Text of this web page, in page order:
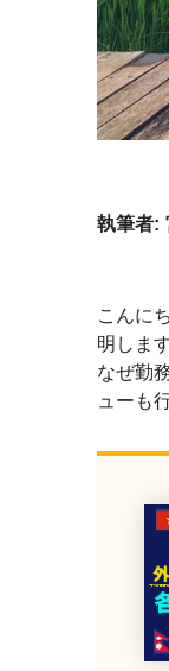
執筆者:
こんに
明します
なぜ勤
ューも